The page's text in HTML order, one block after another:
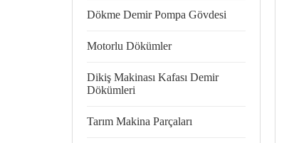
Dökme Demir Pompa Gövdesi
Motorlu Dökümler
Dikiş Makinası Kafası Demir
Dökümleri
Tarım Makina Parçaları